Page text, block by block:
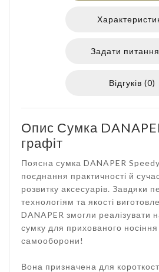
Задати
Відгуків (0)
Опис Сумка
графіт
Поясна сумка DANAPER
поєднання практичності й
розвитку аксесуарів. Завдяки
технологіям та якості
DANAPER змогли реалізувати
сумку для прихованого носіння
самооборони!
Вона призначена для